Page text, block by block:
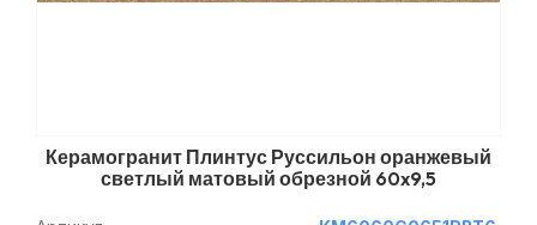
Керамогранит Плинтус Руссильон оранжевый
светлый матовый обрезной 60x9,5